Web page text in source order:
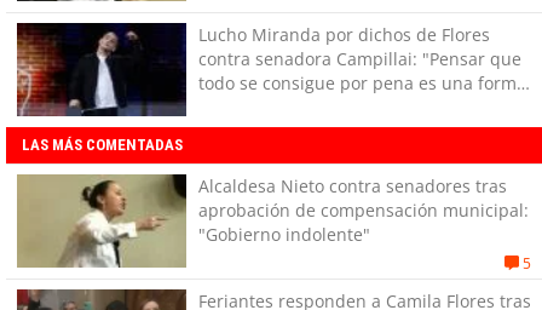
Lucho Miranda por dichos de Flores
contra senadora Campillai: "Pensar que
todo se consigue por pena es una forma
LAS MÁS COMENTADAS
Alcaldesa Nieto contra senadores tras
aprobación de compensación municipal:
"Gobierno indolente"
5
Feriantes responden a Camila Flores tras